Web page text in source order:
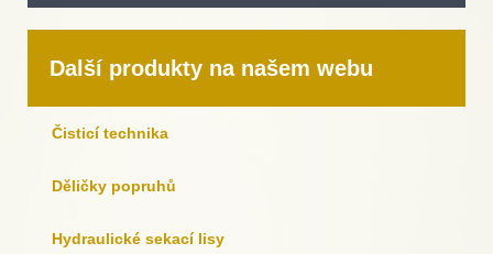
Další produkty na našem webu
Čisticí technika
Děličky popruhů
Hydraulické sekací lisy